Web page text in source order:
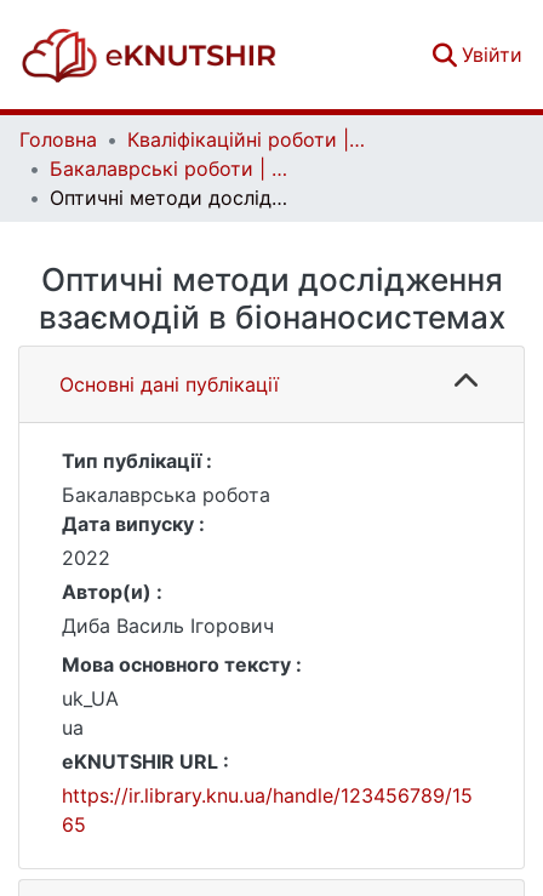
Увійти
Головна
Кваліфікаційні роботи | Qualifying works
Бакалаврські роботи | Bachelor theses
Оптичні методи дослідження взаємодій в біонаносистемах
Оптичні методи дослідження
взаємодій в біонаносистемах
Основні дані публікації
Тип публікації :
Бакалаврська робота
Дата випуску :
2022
Автор(и) :
Диба Василь Ігорович
Мова основного тексту :
uk_UA
ua
eKNUTSHIR URL :
https://ir.library.knu.ua/handle/123456789/15
65